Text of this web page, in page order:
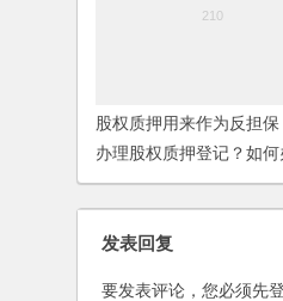
股权质押用来作为反担
办理股权质押登记？如何
发表回复
要发表评论，您必须先